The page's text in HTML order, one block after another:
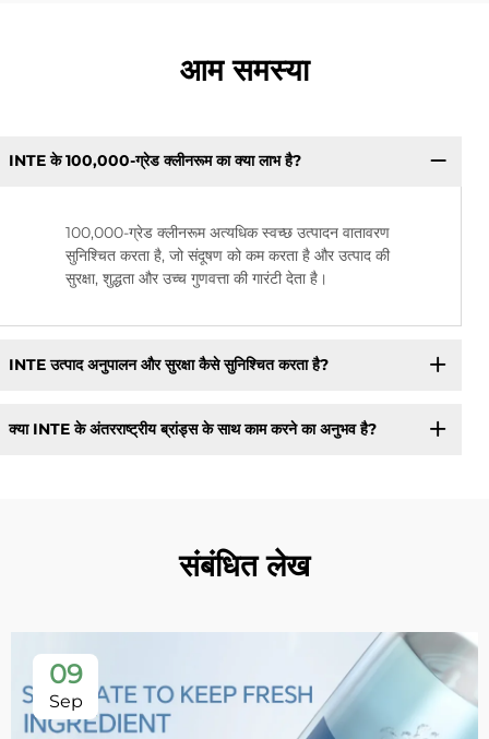
आम समस्या
INTE के 100,000-ग्रेड क्लीनरूम का क्या लाभ है?
100,000-ग्रेड क्लीनरूम अत्यधिक स्वच्छ उत्पादन वातावरण
सुनिश्चित करता है, जो संदूषण को कम करता है और उत्पाद की
सुरक्षा, शुद्धता और उच्च गुणवत्ता की गारंटी देता है।
INTE उत्पाद अनुपालन और सुरक्षा कैसे सुनिश्चित करता है?
क्या INTE के अंतरराष्ट्रीय ब्रांड्स के साथ काम करने का अनुभव है?
संबंधित लेख
09
Sep